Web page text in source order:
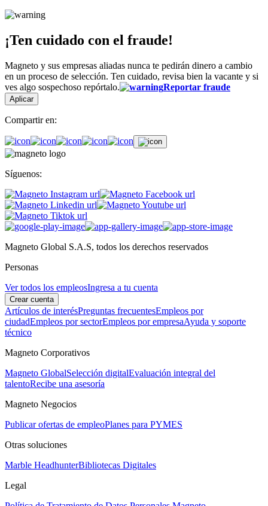
¡Ten cuidado con el fraude!
Magneto y sus empresas aliadas nunca te pedirán dinero a cambio
en un proceso de selección. Ten cuidado, revisa bien la vacante y si
ves algo sospechoso repórtalo.
Reportar fraude
Aplicar
Compartir en:
Síguenos:
Magneto Global S.A.S, todos los derechos reservados
Personas
Ver todos los empleosIngresa a tu cuenta
Crear cuenta
Artículos de interésPreguntas frecuentesEmpleos por
ciudadEmpleos por sectorEmpleos por empresaAyuda y soporte
técnico
Magneto Corporativos
Magneto GlobalSelección digitalEvaluación integral del
talentoRecibe una asesoría
Magneto Negocios
Publicar ofertas de empleoPlanes para PYMES
Otras soluciones
Marble HeadhunterBibliotecas Digitales
Legal